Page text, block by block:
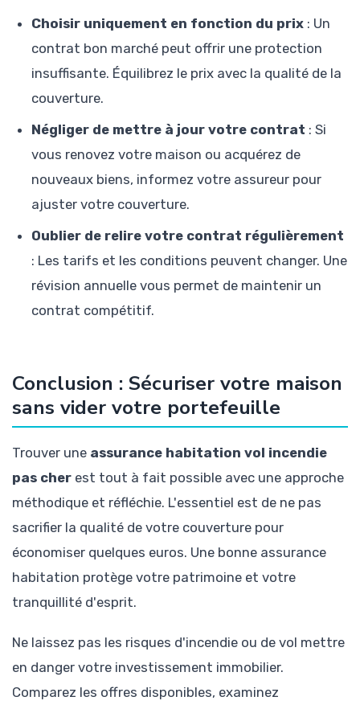
Choisir uniquement en fonction du prix : Un
contrat bon marché peut offrir une protection
insuffisante. Équilibrez le prix avec la qualité de la
couverture.
Négliger de mettre à jour votre contrat : Si
vous renovez votre maison ou acquérez de
nouveaux biens, informez votre assureur pour
ajuster votre couverture.
Oublier de relire votre contrat régulièrement
: Les tarifs et les conditions peuvent changer. Une
révision annuelle vous permet de maintenir un
contrat compétitif.
Conclusion : Sécuriser votre maison
sans vider votre portefeuille
Trouver une assurance habitation vol incendie
pas cher est tout à fait possible avec une approche
méthodique et réfléchie. L'essentiel est de ne pas
sacrifier la qualité de votre couverture pour
économiser quelques euros. Une bonne assurance
habitation protège votre patrimoine et votre
tranquillité d'esprit.
Ne laissez pas les risques d'incendie ou de vol mettre
en danger votre investissement immobilier.
Comparez les offres disponibles, examinez